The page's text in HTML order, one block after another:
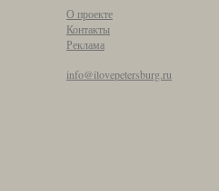
О проекте
Контакты
Реклама
info@ilovepetersburg.ru